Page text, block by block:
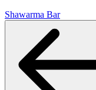
Shawarma Bar